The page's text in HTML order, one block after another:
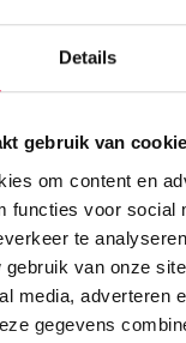
Details
gebruik van
om content en
functies voor social
te
gebruik van onze
media, adverteren
gegevens
Uitgelicht